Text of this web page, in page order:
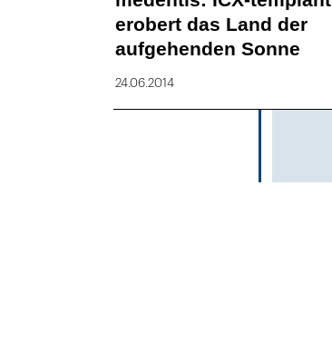
erobert das Land der
aufgehenden Sonne
24.06.2014